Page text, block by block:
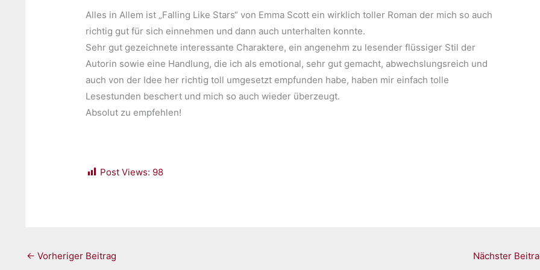
Alles in Allem ist „Falling Like Stars“ von Emma Scott ein wirklich toller Roman der mich so auch
richtig gut für sich einnehmen und dann auch unterhalten konnte.
Sehr gut gezeichnete interessante Charaktere, ein angenehm zu lesender flüssiger Stil der
Autorin sowie eine Handlung, die ich als emotional, sehr gut gemacht, abwechslungsreich und
auch von der Idee her richtig toll umgesetzt empfunden habe, haben mir einfach tolle
Lesestunden beschert und mich so auch wieder überzeugt.
Absolut zu empfehlen!
Post Views: 98
← Vorheriger Beitrag Nächster